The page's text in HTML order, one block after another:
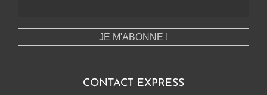
CONTACT EXPRESS